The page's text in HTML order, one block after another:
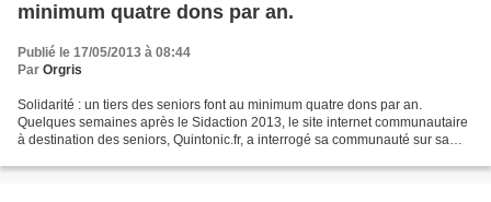
minimum quatre dons par an.
Publié le 17/05/2013 à 08:44
Par Orgris
Solidarité : un tiers des seniors font au minimum quatre dons par an.
Quelques semaines après le Sidaction 2013, le site internet communautaire
à destination des seniors, Quintonic.fr, a interrogé sa communauté sur sa